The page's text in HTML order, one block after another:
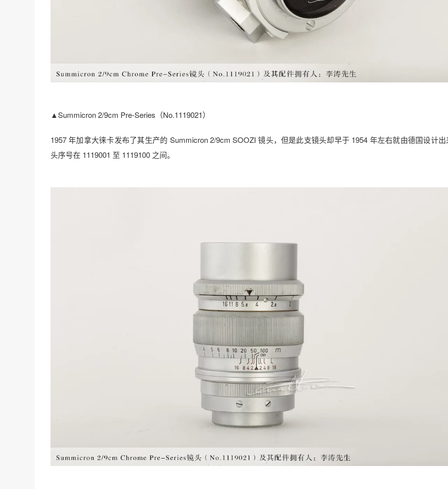
▲Summicron 2/9cm Pre-Series（No.1119021）
1957 年加拿大徕卡发布了其生产的 Summicron 2/9cm SOOZI 镜头，但是此支镜头却早于 1954 年左右就由德国设计
头序号在 1119001 至 1119100 之间。